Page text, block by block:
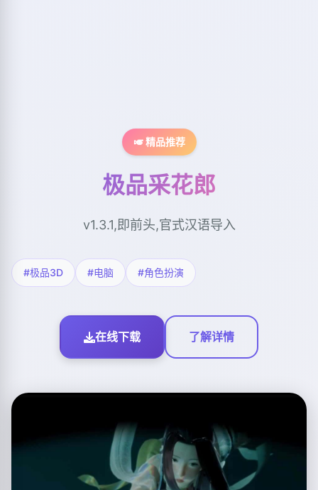
🎺 精品推荐
极品采花郎
v1.3.1,即前头,官式汉语导入
#极品3D #电脑 #角色扮演
在线下载 了解详情